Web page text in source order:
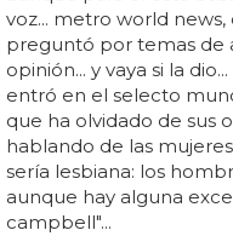
voz... metro world
preguntó por temas de
opinión... y vaya si la
entró en el selecto
que ha olvidado de sus
hablando de las
sería lesbiana: los
aunque hay alguna
campbell"...